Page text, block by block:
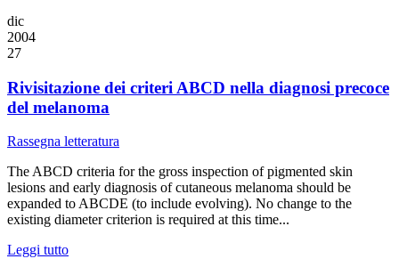
dic
2004
27
Rivisitazione dei criteri ABCD nella diagnosi precoce
del melanoma
Rassegna letteratura
The ABCD criteria for the gross inspection of pigmented skin
lesions and early diagnosis of cutaneous melanoma should be
expanded to ABCDE (to include evolving). No change to the
existing diameter criterion is required at this time...
Leggi tutto